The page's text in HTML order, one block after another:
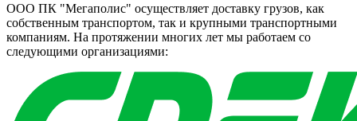
ООО ПК "Мегаполис" осуществляет доставку грузов, как
собственным транспортом, так и крупными транспортными
компаниям. На протяжении многих лет мы работаем со
следующими организациями: